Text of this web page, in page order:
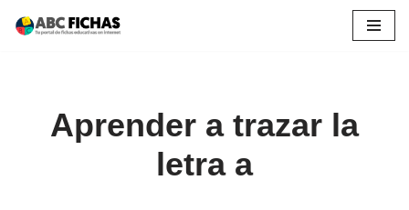
Aprender a trazar la
letra a